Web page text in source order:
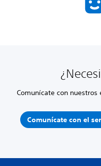
Comunícate con
Comunícate con el